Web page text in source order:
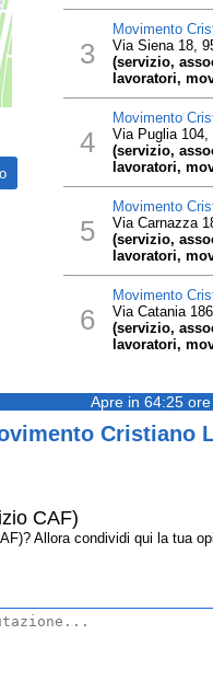
3
Movimento
Via Siena 18,
(servizio,
lavoratori,
4
Movimento
Via Puglia 104,
(servizio,
lavoratori,
5
Movimento
Via Carnazza
(servizio,
lavoratori,
6
Movimento
Via Catania
(servizio,
lavoratori,
Apre in 64:25 ore
Cristiano
CAF)
Allora condividi qui la tua